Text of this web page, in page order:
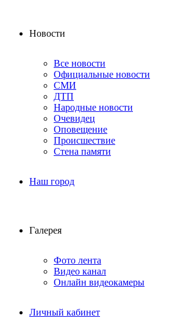
Новости
Все новости
Официальные новости
СМИ
ДТП
Народные новости
Очевидец
Оповещение
Происшествие
Стена памяти
Наш город
Галерея
Фото лента
Видео канал
Онлайн видеокамеры
Личный кабинет